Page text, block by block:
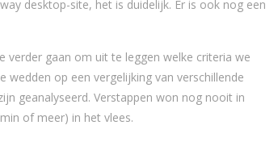
desktop-site, het is duidelijk. Er is ook nog een
verder gaan om uit te leggen welke criteria we
wedden op een vergelijking van verschillende
geanalyseerd. Verstappen won nog nooit in
of meer) in het vlees.